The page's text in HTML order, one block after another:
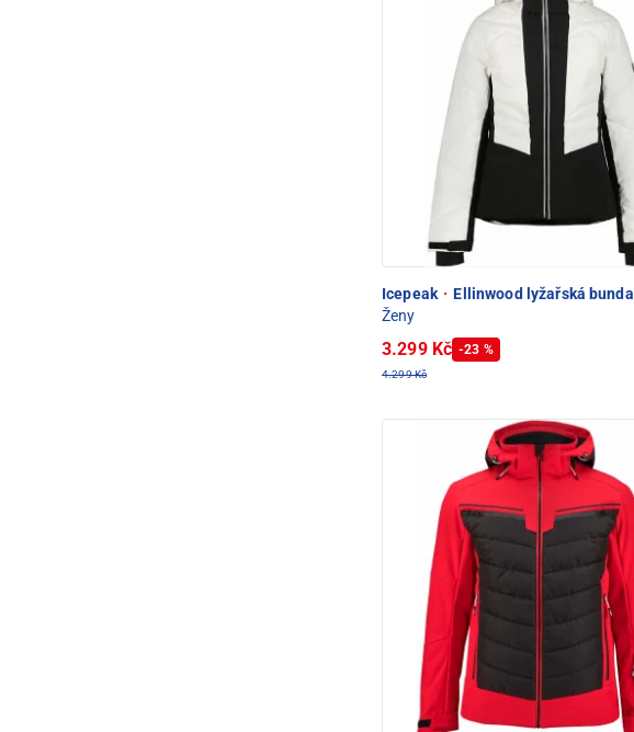
Icepeak · Ellinwood lyžařská bunda
Ženy
3.299 Kč -23 %
4.299 Kč